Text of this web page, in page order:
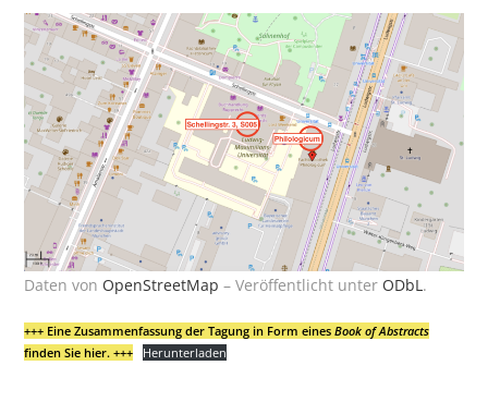
Daten von OpenStreetMap – Veröffentlicht unter ODbL .
+++ Eine Zusammenfassung der Tagung in Form einesBook of Abstracts
finden Sie hier. +++
Herunterladen